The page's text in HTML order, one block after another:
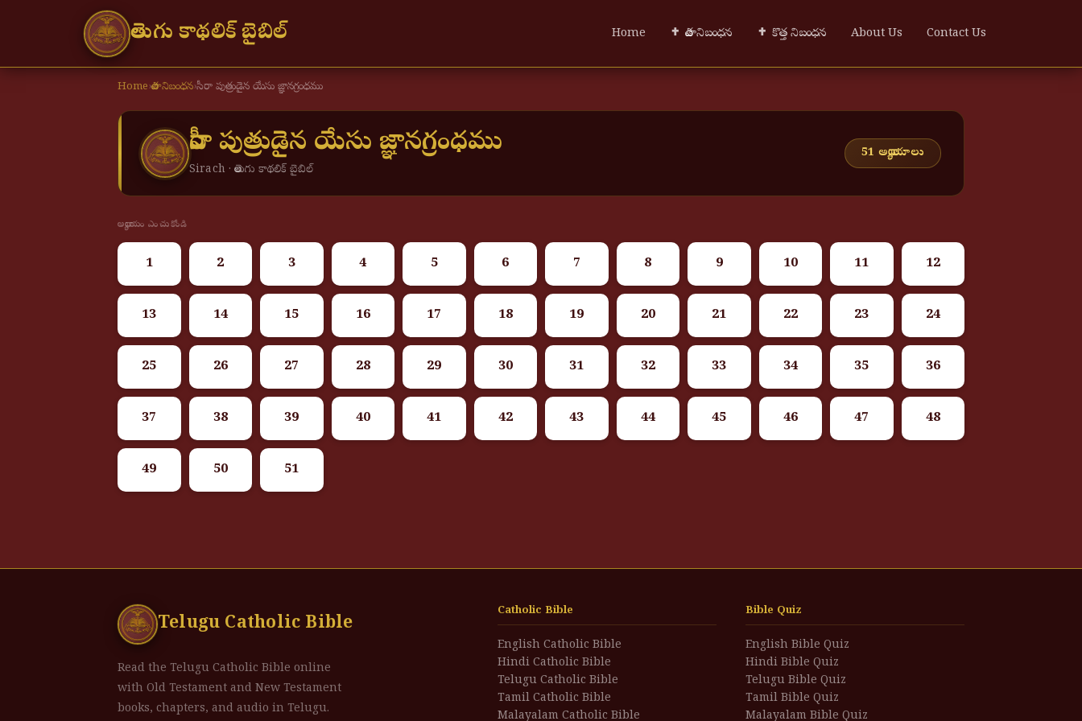
తెలుగు కాథలిక్ బైబిల్ Home ✝ పాత నిబంధన ✝ కొత్త నిబంధన About Us Contact Us
Home›పాత నిబంధన›సీరా పుత్రుడైన యేసు జ్ఞానగ్రంధము
సీరా పుత్రుడైన యేసు జ్ఞానగ్రంధము
Sirach · తెలుగు కాథలిక్ బైబిల్
51 అధ్యాయాలు
అధ్యాయం ఎంచుకోండి
1 2 3 4 5 6 7 8 9 10 11 12
13 14 15 16 17 18 19 20 21 22 23 24
25 26 27 28 29 30 31 32 33 34 35 36
37 38 39 40 41 42 43 44 45 46 47 48
49 50 51
Telugu Catholic Bible
Read the Telugu Catholic Bible online
with Old Testament and New Testament
books, chapters, and audio in Telugu.
Catholic Bible
English Catholic Bible
Hindi Catholic Bible
Telugu Catholic Bible
Tamil Catholic Bible
Malayalam Catholic Bible
Bible Quiz
English Bible Quiz
Hindi Bible Quiz
Telugu Bible Quiz
Tamil Bible Quiz
Malayalam Bible Quiz